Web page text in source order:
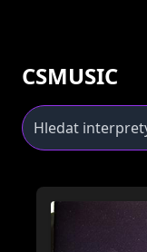
CSMUSIC